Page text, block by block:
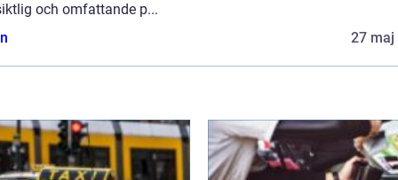
och omfattande p...
27 maj